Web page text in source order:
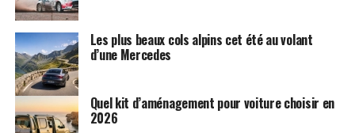
Les plus beaux cols alpins cet été au volant
d’une Mercedes
Quel kit d’aménagement pour voiture choisir en
2026